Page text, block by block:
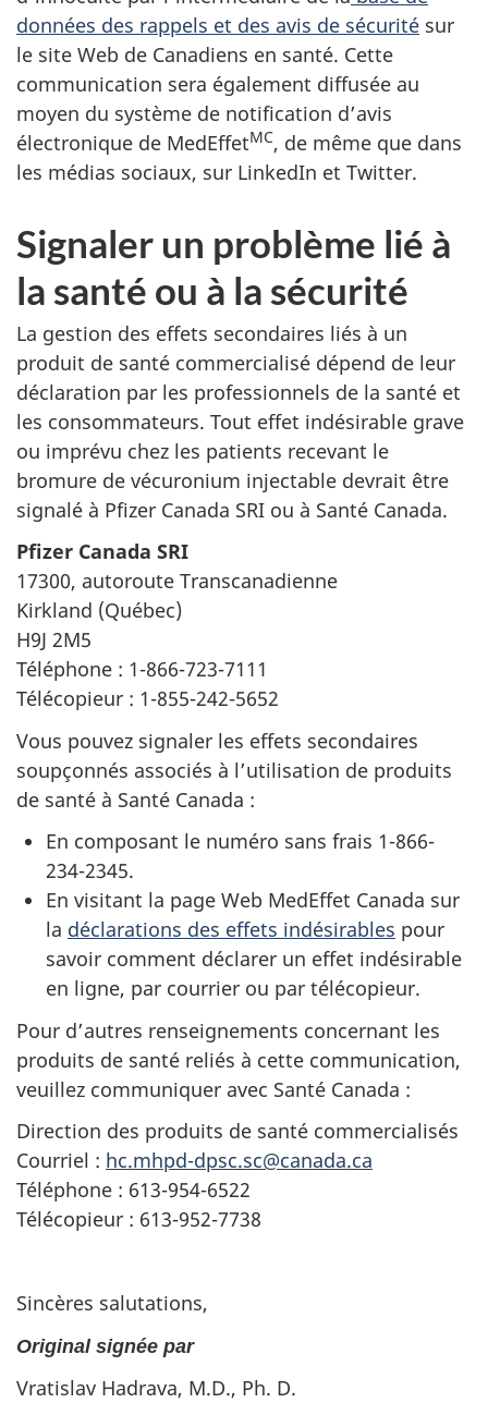
données des rappels et des avis de sécurité sur
le site Web de Canadiens en santé. Cette
communication sera également diffusée au
moyen du système de notification d’avis
électronique de MedEffetMC, de même que dans
les médias sociaux, sur LinkedIn et Twitter.
Signaler un problème lié à
la santé ou à la sécurité
La gestion des effets secondaires liés à un
produit de santé commercialisé dépend de leur
déclaration par les professionnels de la santé et
les consommateurs. Tout effet indésirable grave
ou imprévu chez les patients recevant le
bromure de vécuronium injectable devrait être
signalé à Pfizer Canada SRI ou à Santé Canada.
Pfizer Canada SRI
17300, autoroute Transcanadienne
Kirkland (Québec)
H9J 2M5
Téléphone : 1-866-723-7111
Télécopieur : 1-855-242-5652
Vous pouvez signaler les effets secondaires
soupçonnés associés à l’utilisation de produits
de santé à Santé Canada :
En composant le numéro sans frais 1-866-
234-2345.
En visitant la page Web MedEffet Canada sur
la déclarations des effets indésirables pour
savoir comment déclarer un effet indésirable
en ligne, par courrier ou par télécopieur.
Pour d’autres renseignements concernant les
produits de santé reliés à cette communication,
veuillez communiquer avec Santé Canada :
Direction des produits de santé commercialisés
Courriel : hc.mhpd-dpsc.sc@canada.ca
Téléphone : 613-954-6522
Télécopieur : 613-952-7738
Sincères salutations,
Original signée par
Vratislav Hadrava, M.D., Ph. D.